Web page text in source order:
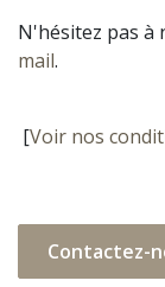
N'hésitez pas à
mail.
[Voir nos
Contactez-